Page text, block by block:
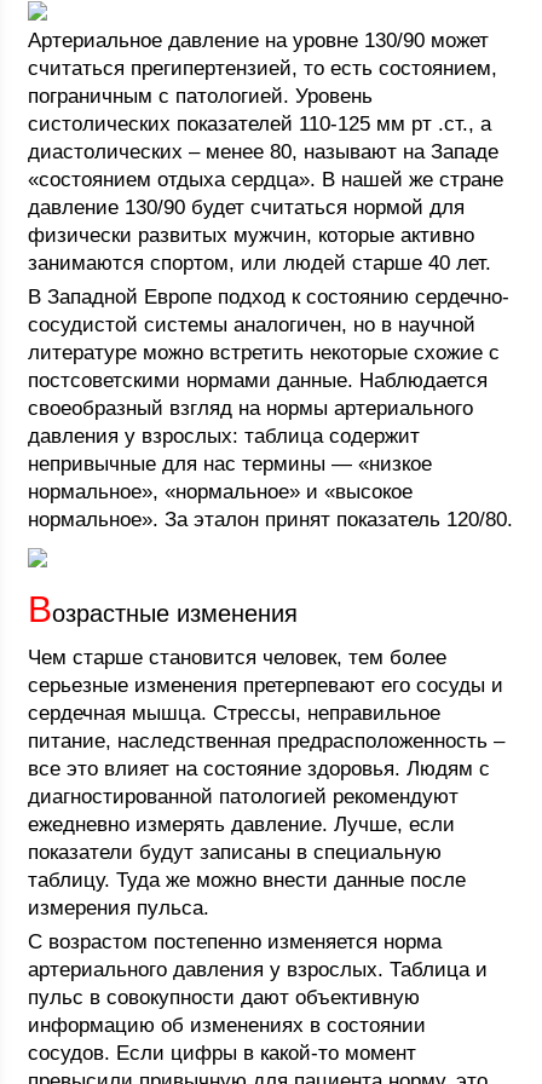
Артериальное давление на уровне 130/90 может
считаться прегипертензией, то есть состоянием,
пограничным с патологией. Уровень
систолических показателей 110-125 мм рт .ст., а
диастолических – менее 80, называют на Западе
«состоянием отдыха сердца». В нашей же стране
давление 130/90 будет считаться нормой для
физически развитых мужчин, которые активно
занимаются спортом, или людей старше 40 лет.
В Западной Европе подход к состоянию сердечно-
сосудистой системы аналогичен, но в научной
литературе можно встретить некоторые схожие с
постсоветскими нормами данные. Наблюдается
своеобразный взгляд на нормы артериального
давления у взрослых: таблица содержит
непривычные для нас термины — «низкое
нормальное», «нормальное» и «высокое
нормальное». За эталон принят показатель 120/80.
Возрастные изменения
Чем старше становится человек, тем более
серьезные изменения претерпевают его сосуды и
сердечная мышца. Стрессы, неправильное
питание, наследственная предрасположенность –
все это влияет на состояние здоровья. Людям с
диагностированной патологией рекомендуют
ежедневно измерять давление. Лучше, если
показатели будут записаны в специальную
таблицу. Туда же можно внести данные после
измерения пульса.
С возрастом постепенно изменяется норма
артериального давления у взрослых. Таблица и
пульс в совокупности дают объективную
информацию об изменениях в состоянии
сосудов. Если цифры в какой-то момент